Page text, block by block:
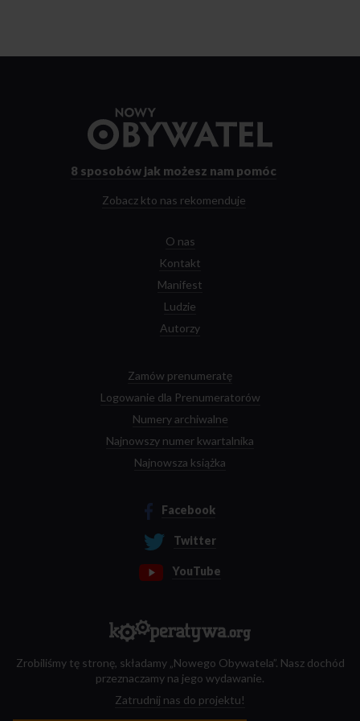
strony
8 sposobów jak możesz nam pomóc
Zobacz kto nas rekomenduje
O nas
Kontakt
Manifest
Ludzie
Autorzy
Zamów prenumeratę
Logowanie dla Prenumeratorów
Numery archiwalne
Najnowszy numer kwartalnika
Najnowsza książka
Facebook
Twitter
YouTube
Zrobiliśmy tę stronę, składamy „Nowego Obywatela”. Nasz dochód
przeznaczamy na jego wydawanie.
Zatrudnij nas do projektu!